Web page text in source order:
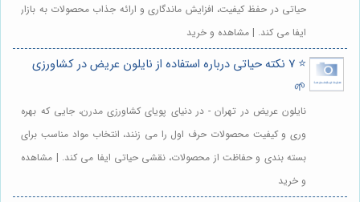
حیاتی در حفظ کیفیت، افزایش ماندگاری و ارائه جذاب محصولات به بازار
ایفا می کند. | مشاهده و خرید
⭐️ 7 نکته حیاتی درباره استفاده از نایلون عریض در کشاورزی
🌱
نایلون عریض در تهران - در دنیای پویای کشاورزی مدرن، جایی که بهره
وری و کیفیت محصولات حرف اول را می زنند، انتخاب مواد مناسب برای
بسته بندی و حفاظت از محصولات، نقشی حیاتی ایفا می کند. | مشاهده
و خرید